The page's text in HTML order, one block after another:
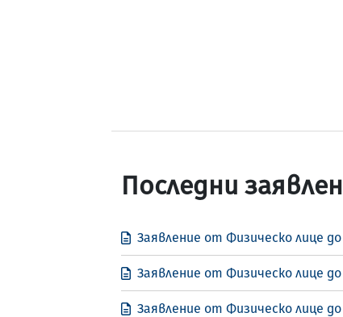
Последни
Заявление от Физическо лице
Заявление от Физическо лице
Заявление от Физическо лице